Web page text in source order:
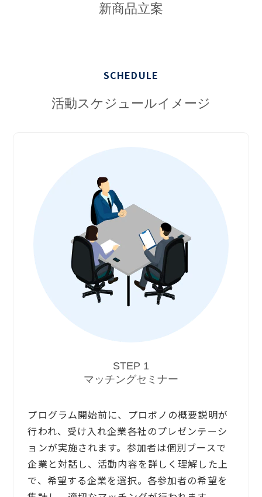
新商品立案
SCHEDULE
活動スケジュールイメージ
STEP 1
マッチングセミナー
プログラム開始前に、プロボノの概要説明が
行われ、受け入れ企業各社のプレゼンテーシ
ョンが実施されます。参加者は個別ブースで
企業と対話し、活動内容を詳しく理解した上
で、希望する企業を選択。各参加者の希望を